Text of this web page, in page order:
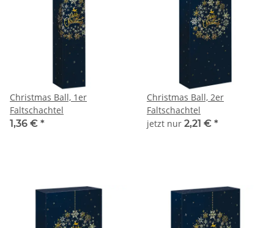
Christmas Ball, 1er
Faltschachtel
1,36 € *
Christmas Ball, 2er
Faltschachtel
jetzt nur 2,21 € *